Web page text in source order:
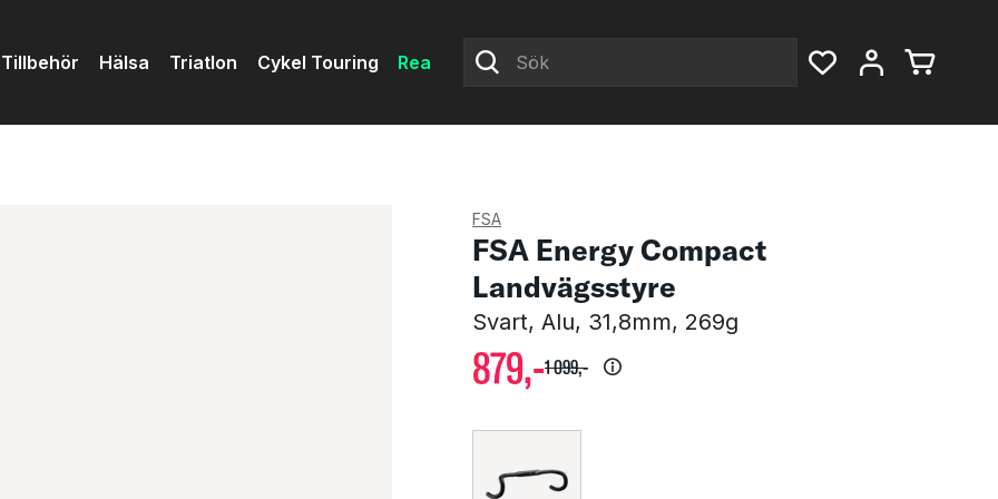
Tillbehör Hälsa Triatlon Cykel Touring Rea
FSA
FSA Energy Compact
Landvägsstyre
Svart, Alu, 31,8mm, 269g
879,-1099,-